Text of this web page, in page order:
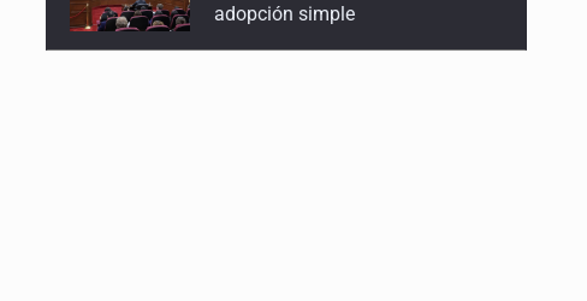
abuso a menor